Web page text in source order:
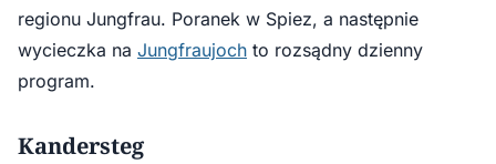
regionu Jungfrau. Poranek w Spiez, a następnie
wycieczka na Jungfraujoch to rozsądny dzienny
program.
Kandersteg